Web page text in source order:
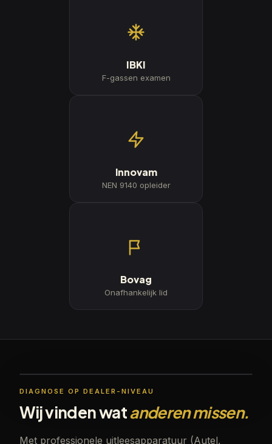
IBKI
F-gassen examen
Innovam
NEN 9140 opleider
Bovag
Onafhankelijk lid
DIAGNOSE OP DEALER-NIVEAU
Wij vinden watanderen missen.
Met professionele uitleesapparatuur (Autel,